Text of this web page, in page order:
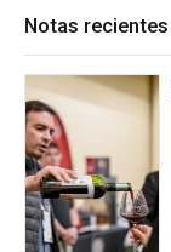
Notas recientes